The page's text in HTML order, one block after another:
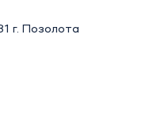
г. Позолота